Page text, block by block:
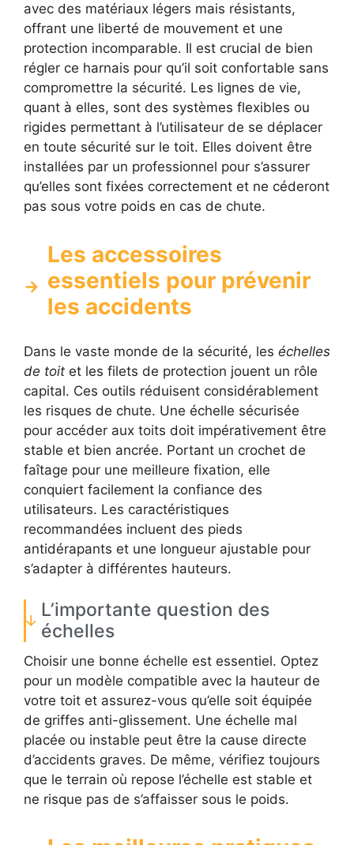
avec des matériaux légers mais résistants,
offrant une liberté de mouvement et une
protection incomparable. Il est crucial de bien
régler ce harnais pour qu’il soit confortable sans
compromettre la sécurité. Les lignes de vie,
quant à elles, sont des systèmes flexibles ou
rigides permettant à l’utilisateur de se déplacer
en toute sécurité sur le toit. Elles doivent être
installées par un professionnel pour s’assurer
qu’elles sont fixées correctement et ne céderont
pas sous votre poids en cas de chute.
Les accessoires
essentiels pour prévenir
les accidents
Dans le vaste monde de la sécurité, les échelles
de toit et les filets de protection jouent un rôle
capital. Ces outils réduisent considérablement
les risques de chute. Une échelle sécurisée
pour accéder aux toits doit impérativement être
stable et bien ancrée. Portant un crochet de
faîtage pour une meilleure fixation, elle
conquiert facilement la confiance des
utilisateurs. Les caractéristiques
recommandées incluent des pieds
antidérapants et une longueur ajustable pour
s’adapter à différentes hauteurs.
L’importante question des
échelles
Choisir une bonne échelle est essentiel. Optez
pour un modèle compatible avec la hauteur de
votre toit et assurez-vous qu’elle soit équipée
de griffes anti-glissement. Une échelle mal
placée ou instable peut être la cause directe
d’accidents graves. De même, vérifiez toujours
que le terrain où repose l’échelle est stable et
ne risque pas de s’affaisser sous le poids.